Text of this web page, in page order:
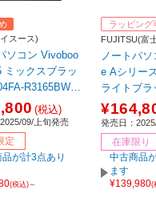
スース)
ソコン Vivoboo
ミックスブラッ
R3165BWS
/Windows11 Ho
Ryzen 3 /メモ
/SSD：512GB
and Busine
版キーボード /
月モデル］ 【so
(税込)
09/上旬発売
定
が計3点あり
(税込)～
ラッピング
FUJITSU(富
ノートパ
e Aシリー
ライトブ
K3BB
発売日：
在庫限り
中古商品
ます
¥139,980(